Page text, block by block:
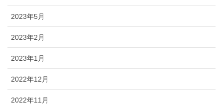
2023年5月
2023年2月
2023年1月
2022年12月
2022年11月